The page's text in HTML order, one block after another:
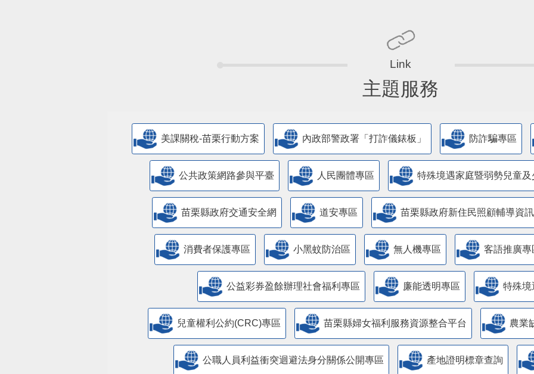
主題服務
美課關稅-苗栗行動方案 內政部警政署「打詐儀錶板」 防詐騙專區
公共政策網路參與平臺 人民團體專區 特殊境遇家庭暨弱勢兒童
苗栗縣政府交通安全網 道安專區 苗栗縣政府新住民照顧輔導資
消費者保護專區 小黑蚊防治區 無人機專區 客語推廣專
公益彩券盈餘辦理社會福利專區 廉能透明專區 特殊境
兒童權利公約(CRC)專區 苗栗縣婦女福利服務資源整合平台 農業
公職人員利益衝突迴避法身分關係公開專區 產地證明標章查詢